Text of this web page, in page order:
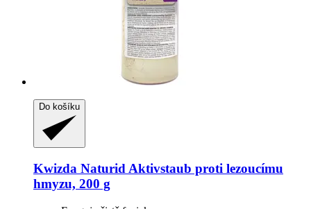
Do košíku
Kwizda Naturid Aktivstaub proti lezoucímu
hmyzu, 200 g